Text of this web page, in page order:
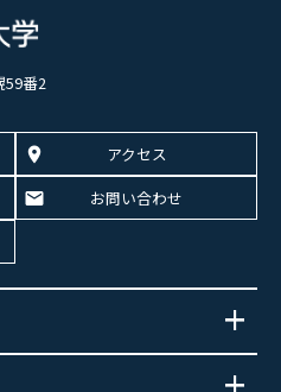
番2
アクセス
お問い合わせ